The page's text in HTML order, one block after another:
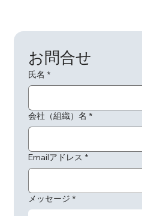
お問合せ
氏名 *
会社（組織）名 *
Emailアドレス *
メッセージ *